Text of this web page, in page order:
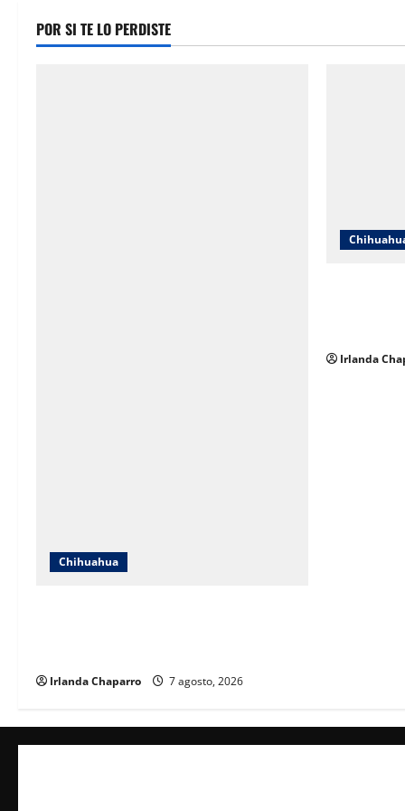
POR SI TE LO PERDISTE
Chihuahua
Irlanda Chaparro 7 agosto, 2026
Irlanda